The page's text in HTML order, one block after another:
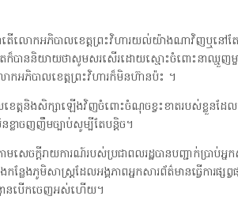
ថាតើលោកអភិបាលខេត្តព្រះវិហារយល់យ៉ាងណាវិញឬន
ៀតក៏បាននិយាយថាសូមសរសើរដោយស្មោះចំពោះនាឈ្មួញ
អភិបាលខេត្តព្រះវិហារក៏មិនហ៊ានប៉ះ ។
េត្តនិងសិក្សាឡើងវិញចំពោះចំណុចខ្វះខាតរបស់ខ្លួនដ
ាចញញឹមច្បាប់សូម្បីតែបន្តិច។
ចក្តីរាយការណ៍របស់ប្រជាពលរដ្ឋបានបញ្ជាក់ប្រាប់អ្នក
ភូមិសាស្ត្រដែលអង្គភាពអ្នកសារព័ត៌មានធ្វើការផ្សព្វ
រានបើកចេញអស់ហើយ។